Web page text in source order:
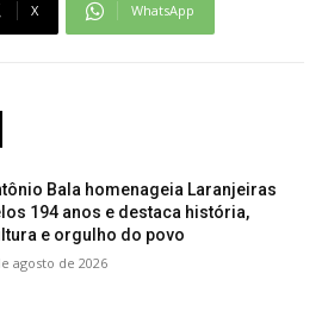
X WhatsApp
Bala homenageia Laranjeiras
194 anos e destaca história,
e orgulho do povo
agosto de 2026